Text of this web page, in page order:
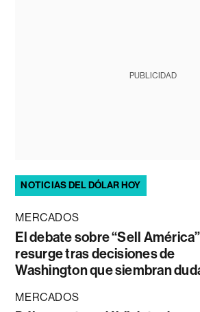
PUBLICIDAD
NOTICIAS DEL DÓLAR HOY
MERCADOS
El debate sobre “Sell América”
resurge tras decisiones de
Washington que siembran
MERCADOS